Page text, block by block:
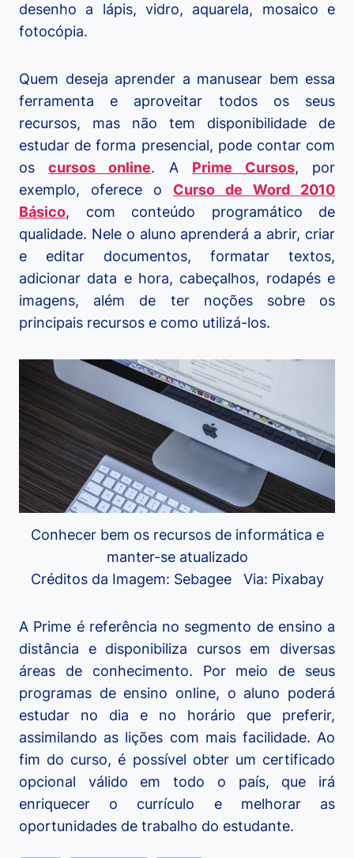
desenho a lápis, vidro, aquarela, mosaico e
fotocópia.
Quem deseja aprender a manusear bem essa
ferramenta e aproveitar todos os seus
recursos, mas não tem disponibilidade de
estudar de forma presencial, pode contar com
oscursos online. A Prime Cursos, por
exemplo, oferece o Curso de Word 2010
Básico, com conteúdo programático de
qualidade. Nele o aluno aprenderá a abrir, criar
e editar documentos, formatar textos,
adicionar data e hora, cabeçalhos, rodapés e
imagens, além de ter noções sobre os
principais recursos e como utilizá-los.
Conhecer bem os recursos de informática e
manter-se atualizado
Créditos da Imagem: Sebagee Via: Pixabay
A Prime é referência no segmento de ensino a
distância e disponibiliza cursos em diversas
áreas de conhecimento. Por meio de seus
programas de ensino online, o aluno poderá
estudar no dia e no horário que preferir,
assimilando as lições com mais facilidade. Ao
fim do curso, é possível obter um certificado
opcional válido em todo o país, que irá
enriquecer o currículo e melhorar as
oportunidades de trabalho do estudante.